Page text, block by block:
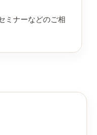
ミナーなどのご相